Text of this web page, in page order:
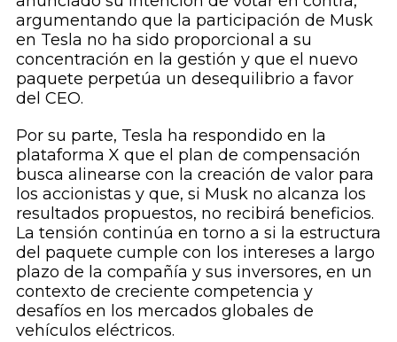
argumentando que la participación de Musk
en Tesla no ha sido proporcional a su
concentración en la gestión y que el nuevo
paquete perpetúa un desequilibrio a favor
del CEO.
Por su parte, Tesla ha respondido en la
plataforma X que el plan de compensación
busca alinearse con la creación de valor para
los accionistas y que, si Musk no alcanza los
resultados propuestos, no recibirá beneficios.
La tensión continúa en torno a si la estructura
del paquete cumple con los intereses a largo
plazo de la compañía y sus inversores, en un
contexto de creciente competencia y
desafíos en los mercados globales de
vehículos eléctricos.